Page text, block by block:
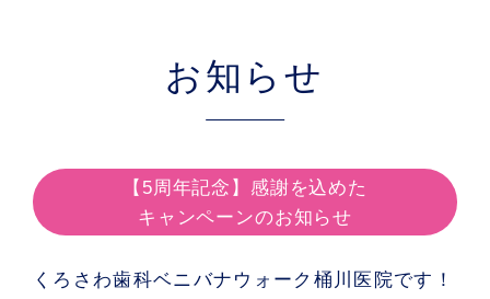
お知らせ
【5周年記念】感謝を込めた
キャンペーンのお知らせ
くろさわ歯科ベニバナウォーク桶川医院です！